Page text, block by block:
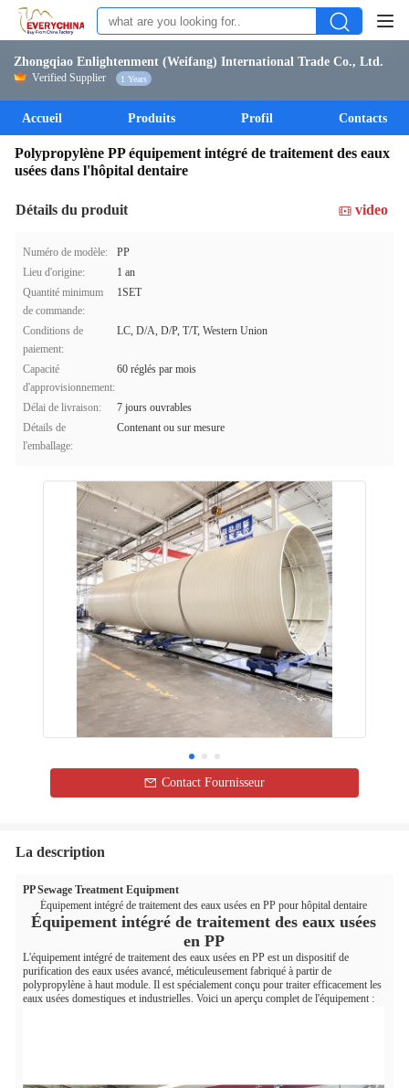
Zhongqiao Enlightenment (Weifang) International Trade Co., Ltd.
Verified Supplier 1 Years
Accueil Produits Profil Contacts
Polypropylène PP équipement intégré de traitement des eaux
usées dans l'hôpital dentaire
Détails du produit video
Numéro de modèle:
PP
Lieu d'origine:
1 an
Quantité minimum
de commande:
1SET
Conditions de
paiement:
LC, D/A, D/P, T/T, Western Union
Capacité
d'approvisionnement:
60 réglés par mois
Délai de livraison:
7 jours ouvrables
Détails de
l'emballage:
Contenant ou sur mesure
Contact Fournisseur
La description
PP Sewage Treatment Equipment
Équipement intégré de traitement des eaux usées en PP pour hôpital dentaire
Équipement intégré de traitement des eaux usées
en PP
L'équipement intégré de traitement des eaux usées en PP est un dispositif de
purification des eaux usées avancé, méticuleusement fabriqué à partir de
polypropylène à haut module. Il est spécialement conçu pour traiter efficacement les
eaux usées domestiques et industrielles. Voici un aperçu complet de l'équipement :